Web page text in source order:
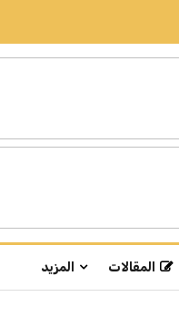
المقالات المزيد